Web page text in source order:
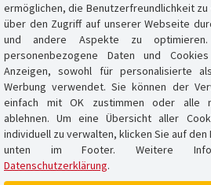
ermöglichen, die Benutzerfreundlichkeit zu
über den Zugriff auf unserer Webseite
und andere Aspekte zu
personenbezogene Daten und
Anzeigen, sowohl für personalisierte
Werbung verwendet. Sie können der
einfach mit OK zustimmen oder alle
ablehnen. Um eine Übersicht aller
individuell zu verwalten, klicken Sie auf den
unten im Footer. Weitere
Datenschutzerklärung.